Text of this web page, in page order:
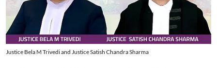
Justice Bela M Trivedi and Justice Satish Chandra Sharma